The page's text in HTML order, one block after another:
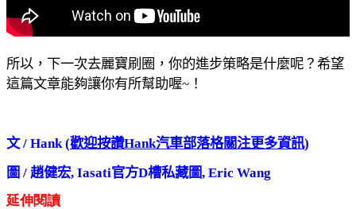
所以，下一次去麗寶刷圈，你的進步策略是什麼呢？希望
這篇文章能夠讓你有所幫助喔~！
文 / Hank (歡迎按讚Hank汽車部落格關注更多資訊)
圖 / 趙健宏, Iasati官方D槽私藏圖, Eric Wang
延伸閱讀